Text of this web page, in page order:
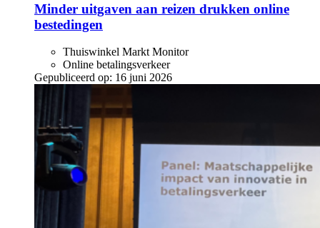
Minder uitgaven aan reizen drukken online
bestedingen
Thuiswinkel Markt Monitor
Online betalingsverkeer
Gepubliceerd op: 16 juni 2026